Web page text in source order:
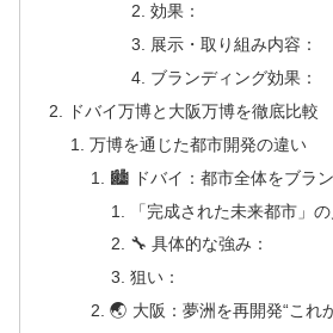
効果：
展示・取り組み内容：
ブランディング効果：
ドバイ万博と大阪万博を徹底比較
万博を通じた都市開発の違い
🏙 ドバイ：都市全体をブラ
「完成された未来都市」
🔧 具体的な強み：
狙い：
🌏 大阪：夢洲を再開発“これ